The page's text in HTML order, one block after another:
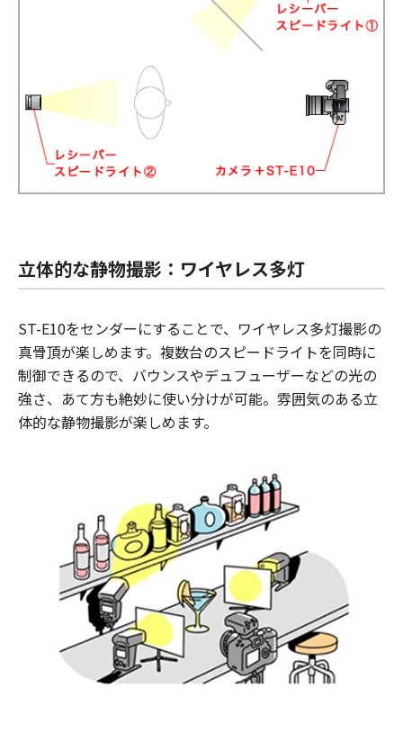
立体的な静物撮影：ワイヤレス多灯
ST-E10をセンダーにすることで、ワイヤレス多灯撮影の
真骨頂が楽しめます。複数台のスピードライトを同時に
制御できるので、バウンスやデュフューザーなどの光の
強さ、あて方も絶妙に使い分けが可能。雰囲気のある立
体的な静物撮影が楽しめます。